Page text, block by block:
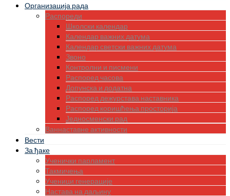
Организација рада
Распореди
Школски календар
Календар важних датума
Календар светски важних датума
Звоно
Контролни и писмени
Распоред часова
Допунска и додатна
Распоред дежурстава наставника
Распоред коришћења просторија
Једносменски рад
Ваннаставне активности
Вести
За ђаке
Ученички парламент
Такмичења
Ученици генерације
Настава на даљину